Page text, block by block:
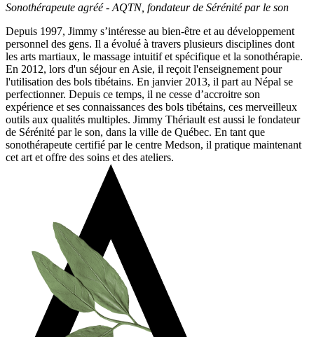
Sonothérapeute agréé - AQTN, fondateur de Sérénité par le son
Depuis 1997, Jimmy s’intéresse au bien-être et au développement
personnel des gens. Il a évolué à travers plusieurs disciplines dont
les arts martiaux, le massage intuitif et spécifique et la sonothérapie.
En 2012, lors d'un séjour en Asie, il reçoit l'enseignement pour
l'utilisation des bols tibétains. En janvier 2013, il part au Népal se
perfectionner. Depuis ce temps, il ne cesse d’accroitre son
expérience et ses connaissances des bols tibétains, ces merveilleux
outils aux qualités multiples. Jimmy Thériault est aussi le fondateur
de Sérénité par le son, dans la ville de Québec. En tant que
sonothérapeute certifié par le centre Medson, il pratique maintenant
cet art et offre des soins et des ateliers.